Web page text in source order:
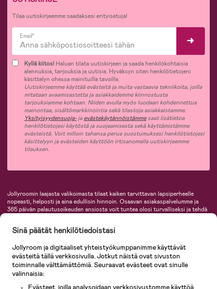
Tilaa uutiskirjeemme saadaksesi erityisetuja!
Email*
Kyllä kiitos! Haluan tilata uutiskirjeen ja saada henkilökohtaisia
alennuksia, tarjouksia ja uutisia. Hyväksyn siten henkilötietojeni
käsittelyn ohessa mainituilla tavoilla.
Uutiskirjeemme käyttää evästeitä ja muita vastaavia tekniikoita, joilla
mitataan avaamisastetta ja asiakkaidemme kiinnostusta
tarjouksiamme kohtaan. Niiden avulla myös luodaan kohdennettua
mainontaa, sisältömarkkinointia sekä tilastoja asiakkaistamme.
Yksityisyydensuoja-jaevästekäytännöistämmesaat lisätietoa
henkilötietojesi käytöstä ja suojaamisesta sekä käyttämistämme
evästeistä. Voit milloin tahansa perua suostumuksesi henkilötietojesi
käsittelyyn ja evästeiden käyttöön irtisanomalla uutiskirjeemme
tilauksen.
Jollyroomin laajasta valikoimasta tilaat kaiken tarvittavan lapsiperheelle
nopeasti, helposti ja aina edullisin hinnoin. Osaavan asiakaspalvelumme ja
365 päivän palautusoikeuden ansiosta voit tuntea olosi turvalliseksi ja tehdä
vaatteet vauvoille ja lapsille, inspiroivia sisustustuotteita lastenhuoneeseen,
lastentarvikkeita sekä paljon muuta. Meiltä löydät lukuisia tunnettuja
KidKraft, Ergobaby, Philips Avent, Neonate, Cybex, LEGO ja monia muita!
Tervetuloa shoppailemaan Pohjoismaiden suurimpaan lastentarvikkeiden
verkkokauppaan!
Sinä päätät henkilötiedoistasi
Jollyroom ja digitaaliset yhteistyökumppanimme käyttävät
evästeitä tällä verkkosivulla. Jotkut näistä ovat sivuston
toiminnalle välttämättömiä. Seuraavat evästeet ovat sinulle
valinnaisia:
Evästeet, joilla analysoidaan verkkosivustomme käyttöä.